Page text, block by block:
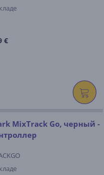
€
MixTrack Go, черный -